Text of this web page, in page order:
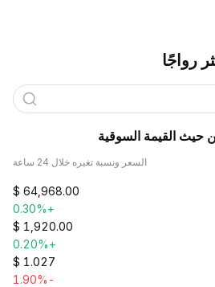
رواجًا
حيث القيمة السوقية
السعر ونسبة تغيره خلال 24 ساعة
$ 64,968.00
+0.30%
$ 1,920.00
+0.20%
$ 1.027
-1.90%